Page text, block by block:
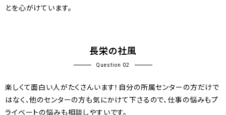
とを心がけています。
長栄の社風
Question 02
楽しくて面白い人がたくさんいます！自分の所属センターの方だけで
はなく、他のセンターの方も気にかけて下さるので、仕事の悩みもプ
ライベートの悩みも相談しやすいです。